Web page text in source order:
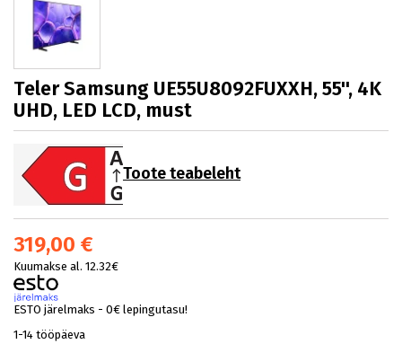
Teler Samsung UE55U8092FUXXH, 55'', 4K
UHD, LED LCD, must
Toote teabeleht
319,00 €
Kuumakse al. 12.32€
ESTO järelmaks - 0€ lepingutasu!
1-14 tööpäeva